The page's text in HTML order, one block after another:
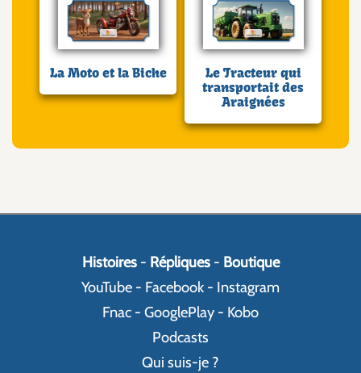
La Moto et la Biche
Le Tracteur qui
transportait des
Araignées
Histoires- Répliques- Boutique
YouTube - Facebook - Instagram
Fnac - GooglePlay - Kobo
Podcasts
Qui suis-je ?